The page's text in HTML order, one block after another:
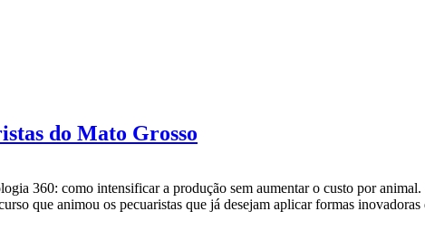
do Mato Grosso
360: como intensificar a produção sem aumentar o custo por
que animou os pecuaristas que já desejam aplicar formas